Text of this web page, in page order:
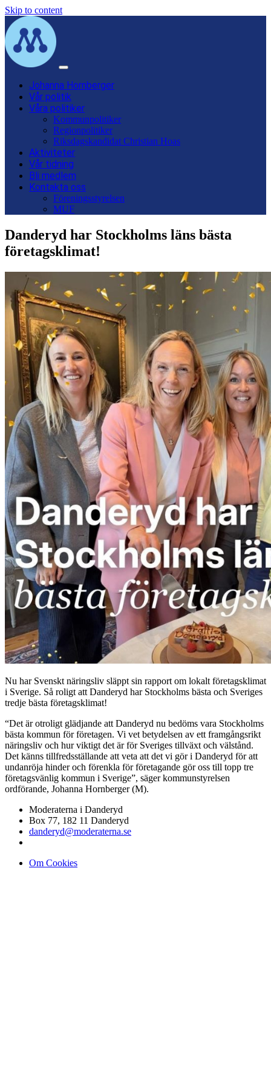
Skip to content
Main
Navigation
Johanna Hornberger
Vår politik
Våra politiker
Kommunpolitiker
Regionpolitiker
Riksdagskandidat Christian Hoas
Aktiviteter
Vår tidning
Bli medlem
Kontakta oss
Föreningsstyrelsen
MUF
Danderyd har Stockholms läns bästa
företagsklimat!
Nu har Svenskt näringsliv släppt sin rapport om lokalt företagsklimat
i Sverige. Så roligt att Danderyd har Stockholms bästa och Sveriges
tredje bästa företagsklimat!
“Det är otroligt glädjande att Danderyd nu bedöms vara Stockholms
bästa kommun för företagen. Vi vet betydelsen av ett framgångsrikt
näringsliv och hur viktigt det är för Sveriges tillväxt och välstånd.
Det känns tillfredsställande att veta att det vi gör i Danderyd för att
undanröja hinder och förenkla för företagande gör oss till topp tre
företagsvänlig kommun i Sverige”, säger kommunstyrelsen
ordförande, Johanna Hornberger (M).
Moderaterna i Danderyd
Box 77, 182 11 Danderyd
danderyd@moderaterna.se
Om Cookies